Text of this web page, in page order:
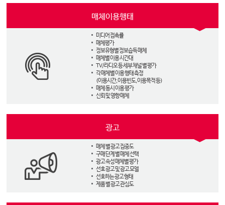
매체이용행태
미디어 접촉률
매체평가
정보유형별 정보습득 매체
매체별 이용 시간대
TV/라디오 등 세부 채널 별 평가
각 매체별 이용 행태 측정
(이용시간, 이용빈도, 이용목적 등)
매체 동시 이용 평가
신뢰 및 영향 매체
광고
매체 별 광고 집중도
구매 단계 별 매체 선택
광고 속성 매체별 평가
선호 광고 및 광고 모델
선호하는 광고 형태
제품 별 광고 관심도